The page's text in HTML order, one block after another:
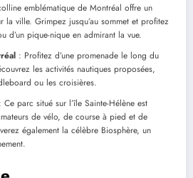
emblématique de Montréal offre un
la ville. Grimpez jusqu’au sommet et profitez
d’un pique-nique en admirant la vue.
: Profitez d’une promenade le long du
les activités nautiques proposées,
ou les croisières.
: Ce parc situé sur l’île Sainte-Hélène est
de vélo, de course à pied et de
également la célèbre Biosphère, un